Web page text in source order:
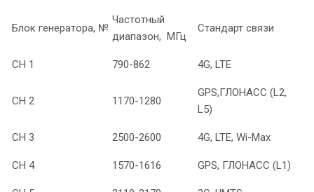
Блок генератора, №
Частотный
диапазон, МГц
Стандарт связи
СН 1 790-862 4G, LTE
СН 2 1170-1280
GPS,ГЛОНАСС (L2,
L5)
СН 3 2500-2600 4G, LTE, Wi-Max
СН 4 1570-1616 GPS, ГЛОНАСС (L1)